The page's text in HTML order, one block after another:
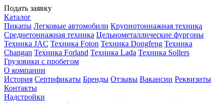
Подать заявку
Каталог
Пикапы Легковые автомобили Крупнотоннажная техника
Среднетоннажная техника Цельнометаллические фургоны
Техника JAC Техника Foton Техника Dongfeng Техника
Changan Техника Forland Техника Lada Техника Sollers
Грузовики с пробегом
О компании
История Сертификаты Бренды Отзывы Вакансии Реквизиты
Контакты
Надстройки